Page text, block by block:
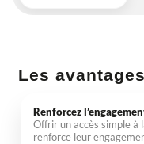
Les
Renforcez
Offrir un accès simple
renforce leur